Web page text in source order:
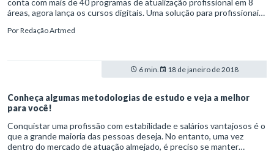
conta com mais de 40 programas de atualização profissional em 8
áreas, agora lança os cursos digitais. Uma solução para profissionais
PorRedação Artmed
6 min. 18 de janeiro de 2018
Conheça algumas metodologias de estudo e veja a melhor
para você!
Conquistar uma profissão com estabilidade e salários vantajosos é o
que a grande maioria das pessoas deseja. No entanto, uma vez
dentro do mercado de atuação almejado, é preciso se manter